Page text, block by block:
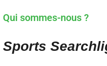
Qui sommes-nous ?
Sports